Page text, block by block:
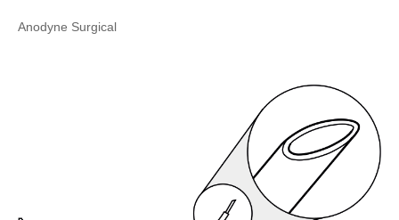
Anodyne Surgical